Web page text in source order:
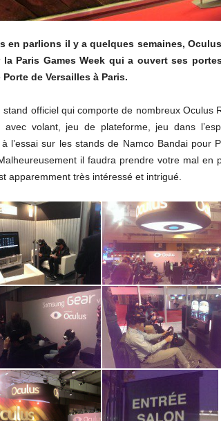
en parlions il y a quelques semaines,
la Paris Games Week qui a ouvert ses
de Versailles à Paris.
stand officiel qui comporte de nombreux Oculus
avec volant, jeu de plateforme, jeu dans
l’essai sur les stands de Namco Bandai pour
il faudra prendre votre mal en
apparemment très intéressé et intrigué.